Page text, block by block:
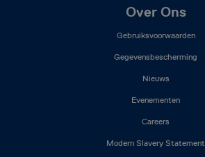
Over Ons
Gebruiksvoorwaarden
Gegevensbescherming
Nieuws
Evenementen
Careers
Modern Slavery Statement